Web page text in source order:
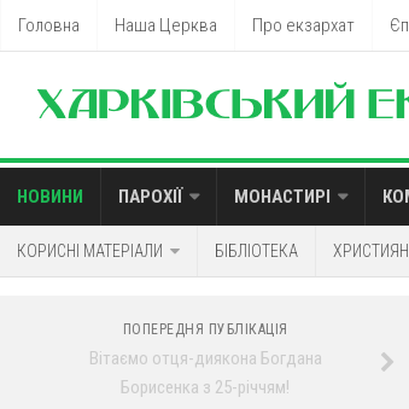
Головна Наша Церква Про екзархат
НОВИНИ ПАРОХІЇ МОНАСТИРІ
КОРИСНІ МАТЕРІАЛИ БІБЛІОТЕКА
ПОПЕРЕДНЯ ПУБЛІКАЦІЯ
Вітаємо отця-диякона Богдана
Борисенка з 25-річчям!